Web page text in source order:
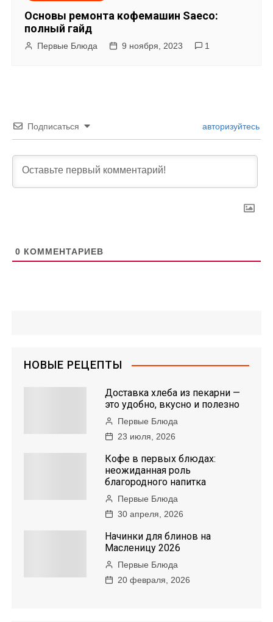
Основы ремонта кофемашин Saeco:
полный гайд
Первые Блюда 9 ноября, 2023 1
Подписаться авторизуйтесь
0 КОММЕНТАРИЕВ
НОВЫЕ РЕЦЕПТЫ
Доставка хлеба из пекарни —
это удобно, вкусно и полезно
Первые Блюда
23 июля, 2026
Кофе в первых блюдах:
неожиданная роль
благородного напитка
Первые Блюда
30 апреля, 2026
Начинки для блинов на
Масленицу 2026
Первые Блюда
20 февраля, 2026